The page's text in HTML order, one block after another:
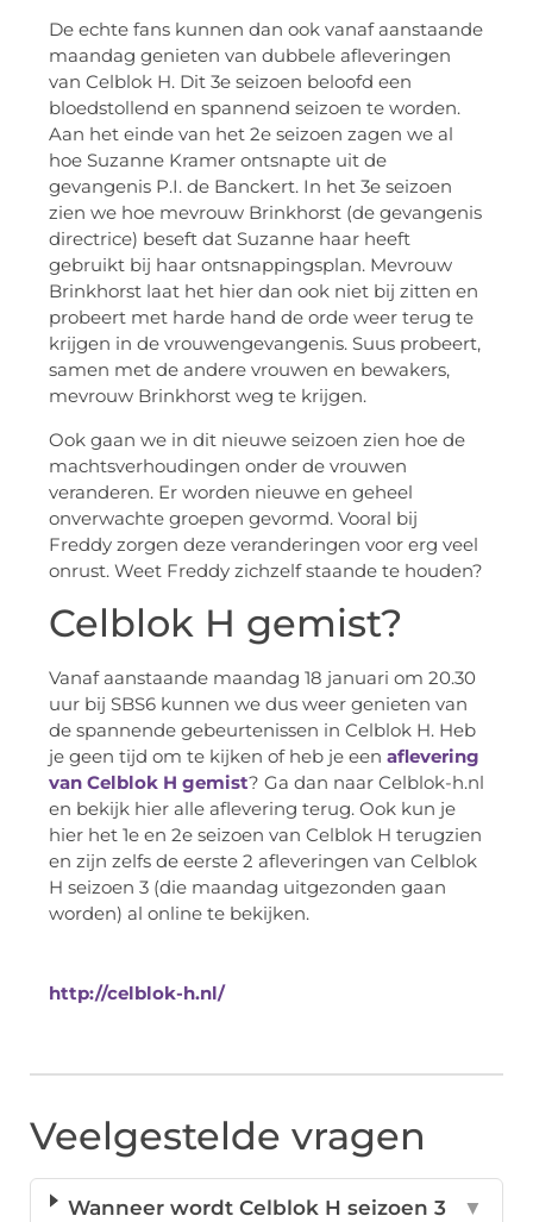
De echte fans kunnen dan ook vanaf aanstaande
maandag genieten van dubbele afleveringen
van Celblok H. Dit 3e seizoen beloofd een
bloedstollend en spannend seizoen te worden.
Aan het einde van het 2e seizoen zagen we al
hoe Suzanne Kramer ontsnapte uit de
gevangenis P.I. de Banckert. In het 3e seizoen
zien we hoe mevrouw Brinkhorst (de gevangenis
directrice) beseft dat Suzanne haar heeft
gebruikt bij haar ontsnappingsplan. Mevrouw
Brinkhorst laat het hier dan ook niet bij zitten en
probeert met harde hand de orde weer terug te
krijgen in de vrouwengevangenis. Suus probeert,
samen met de andere vrouwen en bewakers,
mevrouw Brinkhorst weg te krijgen.
Ook gaan we in dit nieuwe seizoen zien hoe de
machtsverhoudingen onder de vrouwen
veranderen. Er worden nieuwe en geheel
onverwachte groepen gevormd. Vooral bij
Freddy zorgen deze veranderingen voor erg veel
onrust. Weet Freddy zichzelf staande te houden?
Celblok H gemist?
Vanaf aanstaande maandag 18 januari om 20.30
uur bij SBS6 kunnen we dus weer genieten van
de spannende gebeurtenissen in Celblok H. Heb
je geen tijd om te kijken of heb je een aflevering
van Celblok H gemist? Ga dan naar Celblok-h.nl
en bekijk hier alle aflevering terug. Ook kun je
hier het 1e en 2e seizoen van Celblok H terugzien
en zijn zelfs de eerste 2 afleveringen van Celblok
H seizoen 3 (die maandag uitgezonden gaan
worden) al online te bekijken.
http://celblok-h.nl/
Veelgestelde vragen
Wanneer wordt Celblok H seizoen 3
▼